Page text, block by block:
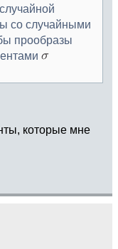
со случайными
прообразы
которые мне